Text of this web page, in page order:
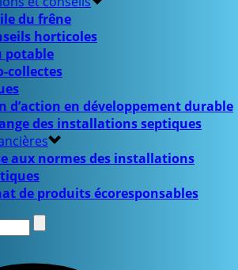
du frêne
horticoles
potable
collectes
d’action en développement durable
des installations septiques
aux normes des installations
de produits écoresponsables